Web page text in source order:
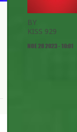
BY
KISS 929
ΝΟΕ 28 2023 - 10:01